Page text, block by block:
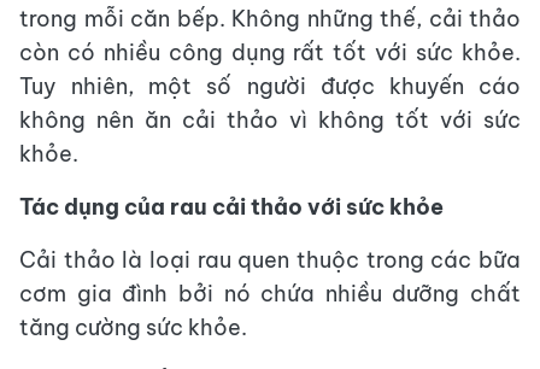
trong mỗi căn bếp. Không những thế, cải thảo
còn có nhiều công dụng rất tốt với sức khỏe.
Tuy nhiên, một số người được khuyến cáo
không nên ăn cải thảo vì không tốt với sức
khỏe.
Tác dụng của rau cải thảo với sức khỏe
Cải thảo là loại rau quen thuộc trong các bữa
cơm gia đình bởi nó chứa nhiều dưỡng chất
tăng cường sức khỏe.